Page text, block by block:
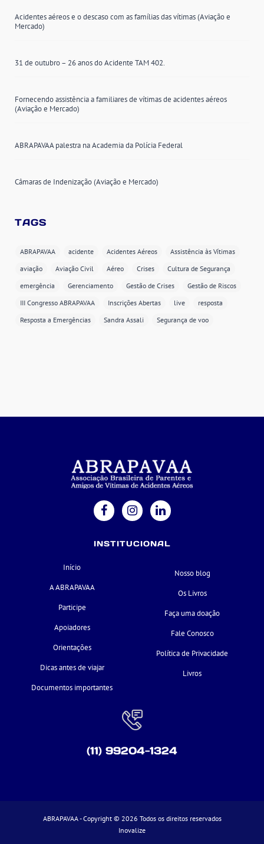
Acidentes aéreos e o descaso com as famílias das vítimas (Aviação e
Mercado)
31 de outubro – 26 anos do Acidente TAM 402.
Fornecendo assistência a familiares de vítimas de acidentes aéreos
(Aviação e Mercado)
ABRAPAVAA palestra na Academia da Polícia Federal
Câmaras de Indenização (Aviação e Mercado)
TAGS
ABRAPAVAA acidente Acidentes Aéreos
Assistência às Vítimas
aviação
Aviação Civil Aéreo Crises
Cultura de Segurança
emergência
Gerenciamento Gestão de Crises
Gestão de Riscos
III Congresso ABRAPAVAA
Inscrições Abertas live
resposta
Resposta a Emergências
Sandra Assali Segurança de voo
INSTITUCIONAL
Início
A ABRAPAVAA
Participe
Apoiadores
Orientações
Dicas antes de viajar
Documentos importantes
Nosso blog
Os Livros
Faça uma doação
Fale Conosco
Política de Privacidade
Livros
(11) 99204-1324
ABRAPAVAA - Copyright © 2026 Todos os direitos reservados
Inovalize